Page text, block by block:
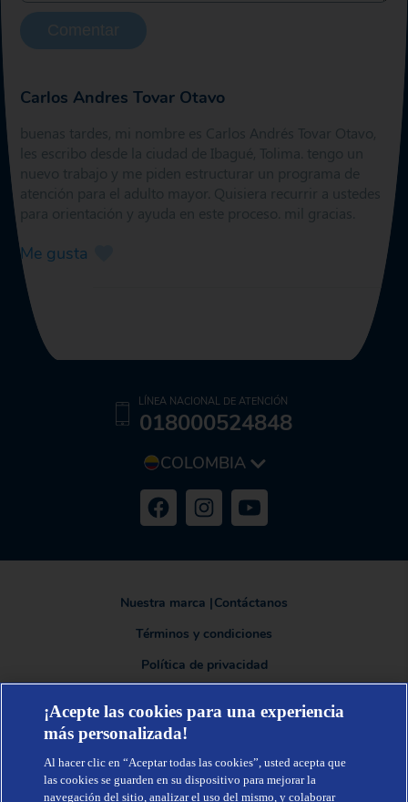
Carlos Andres Tovar Otavo
buenas tardes, mi nombre es Carlos Andrés Tovar Otavo,
les escribo desde la ciudad de Ibagué, Tolima. tengo un
nuevo trabajo y me piden estructurar un programa de
atención para el adulto mayor. Quisiera recurrir a ustedes
para orientación y ayuda en este proceso. mil gracias.
Me gusta
COLOMBIA
LÍNEA NACIONAL DE ATENCIÓN
018000524848
Nuestra marca |Contáctanos
Términos y condiciones
Política de privacidad
TENA®, una marca de Essity - una compañía global líder en higiene y
nuestros productos, servicios y soluciones. Nuestro propósito es romper
barreras por el bienestar en beneficio de consumidores, pacientes,
cuidadores, clientes y la sociedad en general. Vendemos en
¡Acepte las cookies para una experiencia
más personalizada!
Al hacer clic en “Aceptar todas las cookies”, usted acepta que
las cookies se guarden en su dispositivo para mejorar la
navegación del sitio, analizar el uso del mismo, y colaborar